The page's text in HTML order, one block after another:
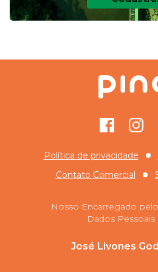
Facebook
Política de privacidade
Contato Comercial
Nosso Encarregado
Dados Pessoais
José Livones